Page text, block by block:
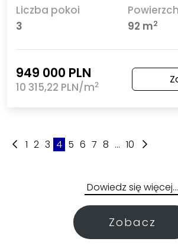
Liczba pokoi
3
92 m2
949 000 PLN
10 315,22 PLN/m2
1 2 3 4 5 6 7 8 ... 10
Dowiedz się więcej…
Zobacz